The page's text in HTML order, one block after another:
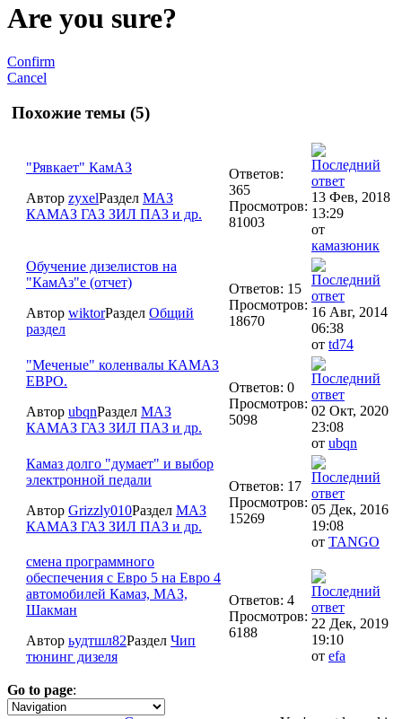
Are you sure?
Confirm
Cancel
Похожие темы (5)
"Рявкает" КамАЗ
Автор zyxelРаздел МАЗ
КАМАЗ ГАЗ ЗИЛ ПАЗ и др.
Ответов:
365
Просмотров:
81003
13 Фев, 2018
13:29
от
камазюник
Обучение дизелистов на
"КамАз"е (отчет)
Автор wiktorРаздел Общий
раздел
Ответов: 15
Просмотров:
18670
16 Авг, 2014
06:38
от td74
"Меченые" коленвалы КАМАЗ
ЕВРО.
Автор ubqnРаздел МАЗ
КАМАЗ ГАЗ ЗИЛ ПАЗ и др.
Ответов: 0
Просмотров:
5098
02 Окт, 2020
23:08
от ubqn
Камаз долго "думает" и выбор
электронной педали
Автор Grizzly010Раздел МАЗ
КАМАЗ ГАЗ ЗИЛ ПАЗ и др.
Ответов: 17
Просмотров:
15269
05 Дек, 2016
19:08
от TANGO
смена программного
обеспечения с Евро 5 на Евро 4
автомобилей Камаз, МАЗ,
Шакман
Автор ьудтшл82Раздел Чип
тюнинг дизеля
Ответов: 4
Просмотров:
6188
22 Дек, 2019
19:10
от efa
Go to page:
1